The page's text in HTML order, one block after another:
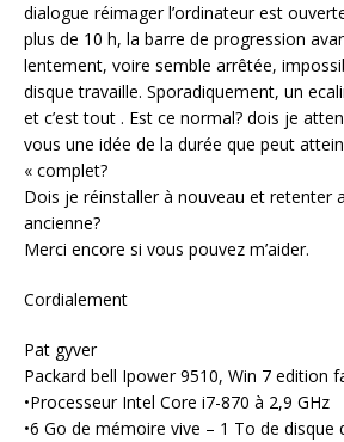
dialogue réimager l’ordinateur est
plus de 10 h, la barre de progression
lentement, voire semble arrêtée,
disque travaille. Sporadiquement, un
et c’est tout . Est ce normal? dois je
vous une idée de la durée que peut
« complet?
Dois je réinstaller à nouveau et retenter
ancienne?
Merci encore si vous pouvez m’aider.
Cordialement
Pat gyver
Packard bell Ipower 9510, Win 7 edition
•Processeur Intel Core i7-870 à 2,9 GHz
•6 Go de mémoire vive – 1 To de disque